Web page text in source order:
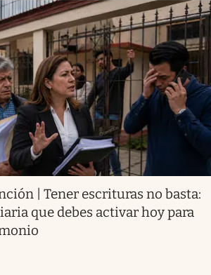
| Tener escrituras no basta:
que debes activar hoy para